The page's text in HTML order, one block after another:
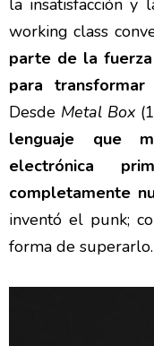
la insatisfacción y
working class
parte de la
para
Desde Metal Box
lenguaje que
electrónica
completamente
inventó el punk;
forma de superarlo.